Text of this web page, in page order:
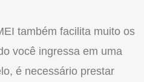
também facilita muito os
você ingressa em uma
é necessário prestar